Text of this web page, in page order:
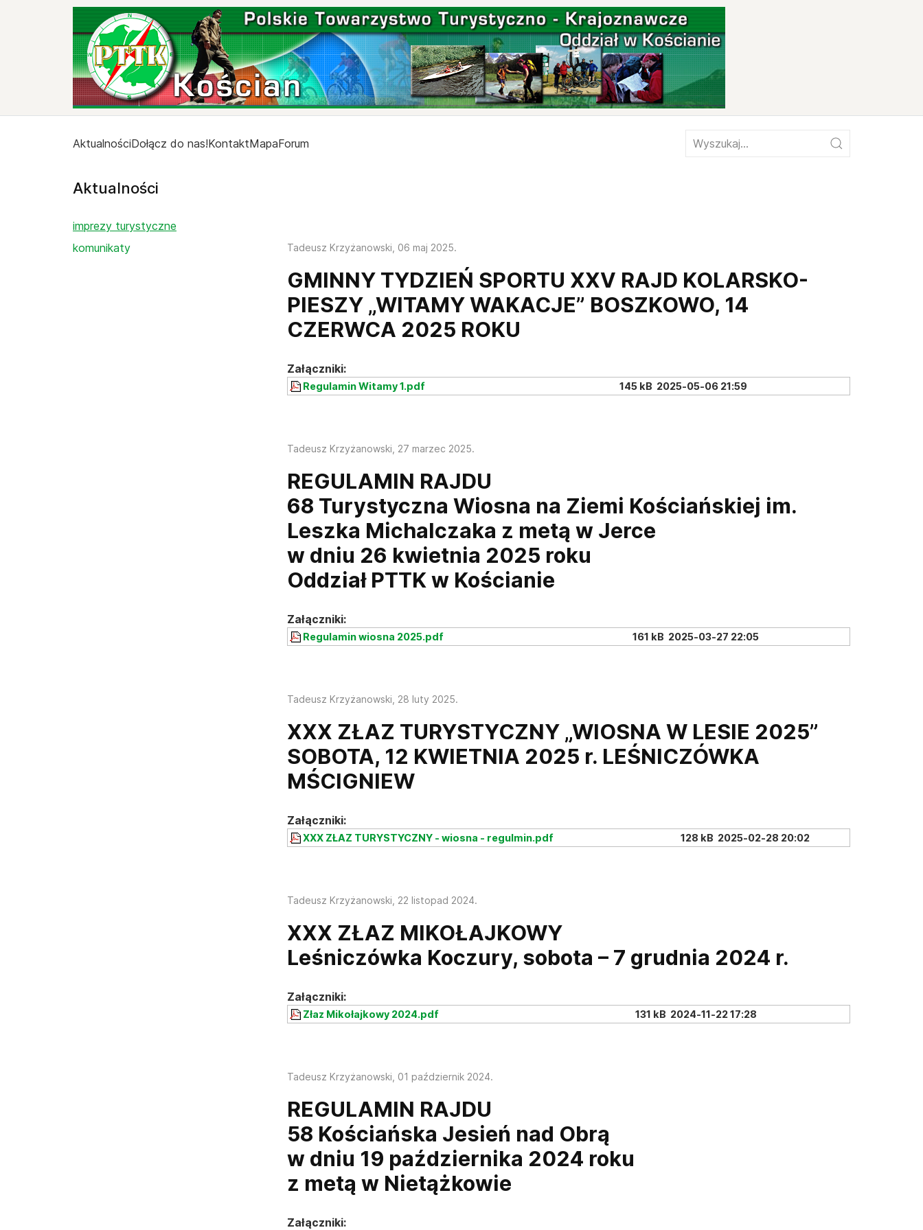
AktualnościDołącz do nas!KontaktMapaForum
Aktualności
imprezy turystyczne
komunikaty
Tadeusz Krzyżanowski, 06 maj 2025.
GMINNY TYDZIEŃ SPORTU XXV RAJD KOLARSKO-
PIESZY „WITAMY WAKACJE” BOSZKOWO, 14
CZERWCA 2025 ROKU
Załączniki:
Regulamin Witamy 1.pdf 145 kB 2025-05-06 21:59
Tadeusz Krzyżanowski, 27 marzec 2025.
REGULAMIN RAJDU
68 Turystyczna Wiosna na Ziemi Kościańskiej im.
Leszka Michalczaka z metą w Jerce
w dniu 26 kwietnia 2025 roku
Oddział PTTK w Kościanie
Załączniki:
Regulamin wiosna 2025.pdf 161 kB 2025-03-27 22:05
Tadeusz Krzyżanowski, 28 luty 2025.
XXX ZŁAZ TURYSTYCZNY „WIOSNA W LESIE 2025”
SOBOTA, 12 KWIETNIA 2025 r. LEŚNICZÓWKA
MŚCIGNIEW
Załączniki:
XXX ZŁAZ TURYSTYCZNY - wiosna - regulmin.pdf 128 kB 2025-02-28 20:02
Tadeusz Krzyżanowski, 22 listopad 2024.
XXX ZŁAZ MIKOŁAJKOWY
Leśniczówka Koczury, sobota – 7 grudnia 2024 r.
Załączniki:
Złaz Mikołajkowy 2024.pdf 131 kB 2024-11-22 17:28
Tadeusz Krzyżanowski, 01 październik 2024.
REGULAMIN RAJDU
58 Kościańska Jesień nad Obrą
w dniu 19 października 2024 roku
z metą w Nietążkowie
Załączniki: